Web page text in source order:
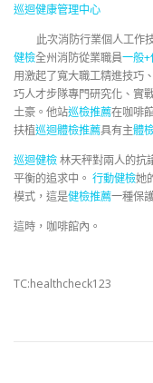
巡迴健康管理中心
此次消防行業個人工作
健檢全州消防從業職員一般
用激起了寬大職工精進技巧
巧人才步隊專門研究化、實
土豪。他站巡檢推薦在咖啡
扶植巡迴體檢推薦具有主體
巡迴健檢林天秤對兩人的抗
平衡的追求中。 行動健檢她
模式，這是健檢推薦一種保
這時，咖啡館內。
TC:healthcheck123